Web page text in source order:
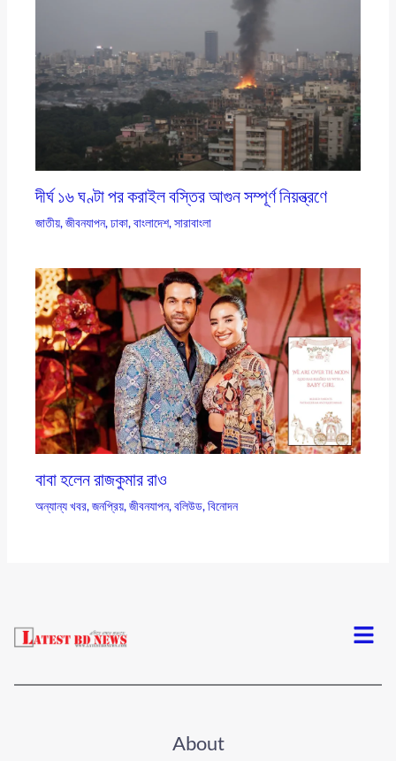
দীর্ঘ ১৬ ঘণ্টা পর করাইল বস্তির আগুন সম্পূর্ণ নিয়ন্ত্রণে
জাতীয়,জীবনযাপন,ঢাকা,বাংলাদেশ,সারাবাংলা
বাবা হলেন রাজকুমার রাও
অন্যান্য খবর,জনপ্রিয়,জীবনযাপন,বলিউড,বিনোদন
Menu
About